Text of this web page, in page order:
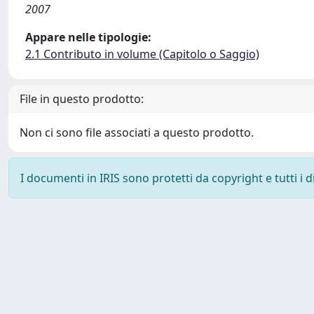
2007
Appare nelle tipologie:
2.1 Contributo in volume (Capitolo o Saggio)
File in questo prodotto:
Non ci sono file associati a questo prodotto.
I documenti in IRIS sono protetti da copyright e tutti i